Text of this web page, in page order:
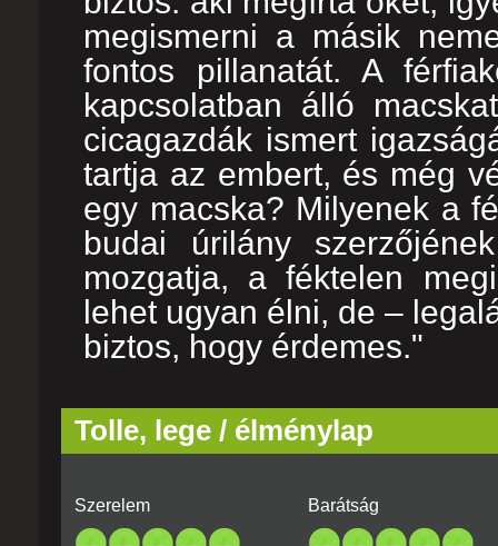
megismerni a másik
fontos pillanatát. A
kapcsolatban álló
cicagazdák ismert
tartja az embert, és még
egy macska? Milyenek a
budai úrilány
mozgatja, a féktelen
lehet ugyan élni, de –
biztos, hogy érdemes."
Tolle, lege / élménylap
Szerelem Barátság